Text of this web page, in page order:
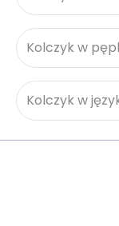
Kolczyk w
Kolczyk w